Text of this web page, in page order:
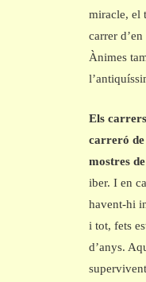
miracle, el
carrer
Ànimes
Els
carreró de
mostres
iber. I en
havent-hi
i tot, fets
d’anys.